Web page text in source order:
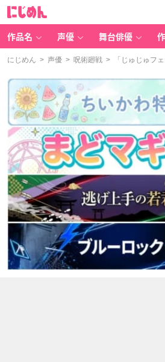
作品名 声優 舞台俳優
にじめん > 声優 > 呪術廻戦 > 「じゅじゅフ